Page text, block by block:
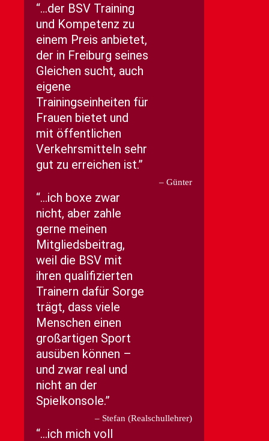
…der BSV Training
und Kompetenz zu
einem Preis anbietet,
der in Freiburg seines
Gleichen sucht, auch
eigene
Trainingseinheiten für
Frauen bietet und
mit öffentlichen
Verkehrsmitteln sehr
gut zu erreichen ist.
Günter
…ich boxe zwar
nicht, aber zahle
gerne meinen
Mitgliedsbeitrag,
weil die BSV mit
ihren qualifizierten
Trainern dafür Sorge
trägt, dass viele
Menschen einen
großartigen Sport
ausüben können –
und zwar real und
nicht an der
Spielkonsole.
Stefan (Realschullehrer)
…ich mich voll